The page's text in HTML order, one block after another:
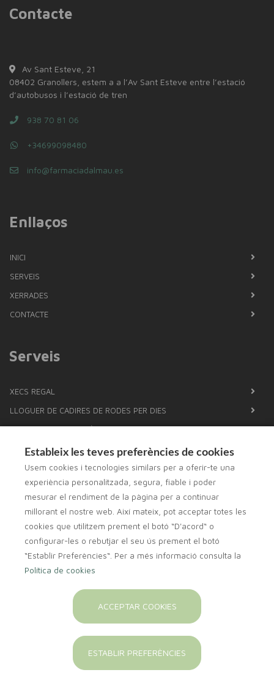
Contacte
Av Sant Esteve, 21
08402 Granollers, estem a a l’Av Sant Esteve entre l’estació
d’autobusos i l’estació de tren
938 70 81 06
+34699098480
info@farmaciadalmau.es
Enllaços
INICI
SERVEIS
XERRADES
CONTACTE
Serveis
XECS REGAL
LLOGUER DE CADIRES DE RODES PER DIES
XERRADES A LA FARMÀCIA
NOU ANALISI DE LA COMPOSICIÓ CORPORAL AMB TECNOLOGIA
PROVES DE COLESTEROL I GLUCOSA
DETERMINACIÓ DEL GRUP SANGUINI
FÓRMULES MAGISTRALS
POSEM ARRACADES
CISTELLES PER NADONS PERSONALITZADES
Farmaoffice
Estableix les teves preferències de cookies
Usem cookies i tecnologies similars per a oferir-te una
experiència personalitzada, segura, fiable i poder
mesurar el rendiment de la pàgina per a continuar
millorant el nostre web. Així mateix, pot acceptar totes les
cookies que utilitzem prement el botó “D'acord“ o
configurar-les o rebutjar el seu ús prement el botó
“Establir Preferències“. Per a més informació consulta la
Política de cookies
ACCEPTAR COOKIES
ESTABLIR PREFERÈNCIES